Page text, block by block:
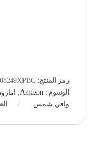
رمز المنتج:
الوسوم: Amazon
,
واقي شمس